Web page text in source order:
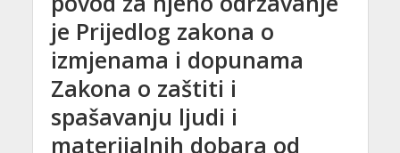
je Prijedlog zakona o
izmjenama i dopunama
Zakona o zaštiti i
spašavanju ljudi i
materijalnih dobara od